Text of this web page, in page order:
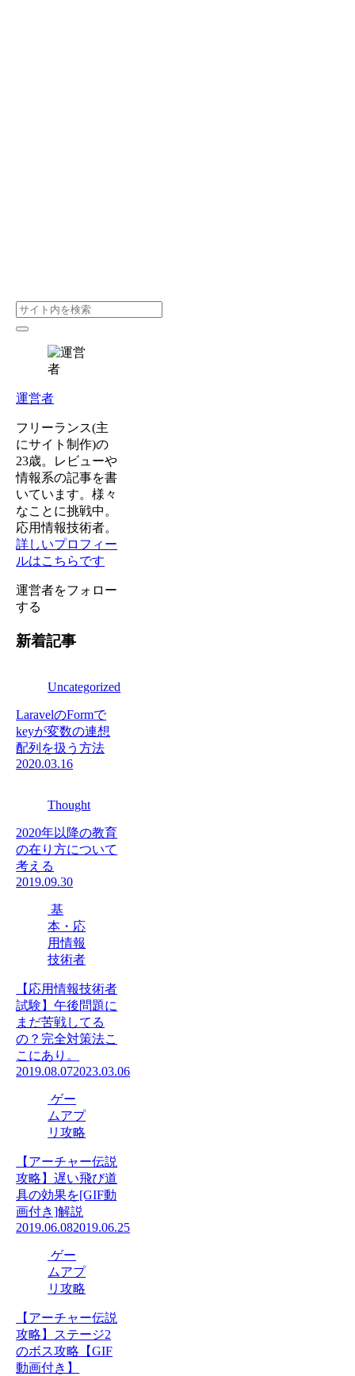
運営者
フリーランス(主
にサイト制作)の
23歳。レビューや
情報系の記事を書
いています。様々
なことに挑戦中。
応用情報技術者。
詳しいプロフィー
ルはこちらです
運営者をフォロー
する
新着記事
Uncategorized
LaravelのFormで
keyが変数の連想
配列を扱う方法
2020.03.16
Thought
2020年以降の教育
の在り方について
考える
2019.09.30
基
本・応
用情報
技術者
【応用情報技術者
試験】午後問題に
まだ苦戦してる
の？完全対策法こ
こにあり。
2019.08.072023.03.06
ゲー
ムアプ
リ攻略
【アーチャー伝説
攻略】遅い飛び道
具の効果を[GIF動
画付き]解説
2019.06.082019.06.25
ゲー
ムアプ
リ攻略
【アーチャー伝説
攻略】ステージ2
のボス攻略【GIF
動画付き】